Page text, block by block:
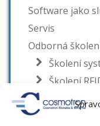
Software jako
Servis
Odborná
Školení
Školení
Školení